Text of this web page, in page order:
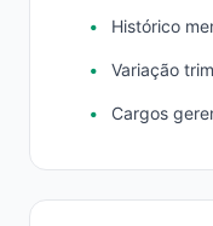
Histórico
Variação
Cargos